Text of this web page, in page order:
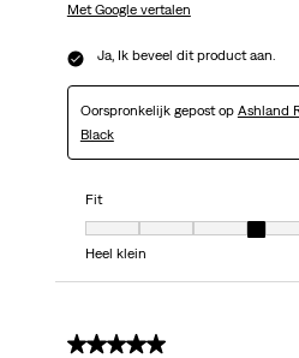
Met Google vertalen
Ja, Ik beveel dit product aan.
Oorspronkelijk gepost op Ashland
Black
Fit
Fit, 4 van 7, waarbij 1 gelijk is aan
Heel klein
5 van 5 sterren.